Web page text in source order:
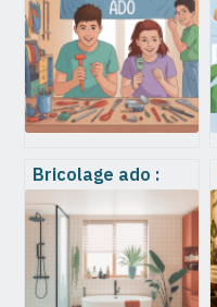
Bricolage ado :
activités
manuelles pour les
12-17 ans